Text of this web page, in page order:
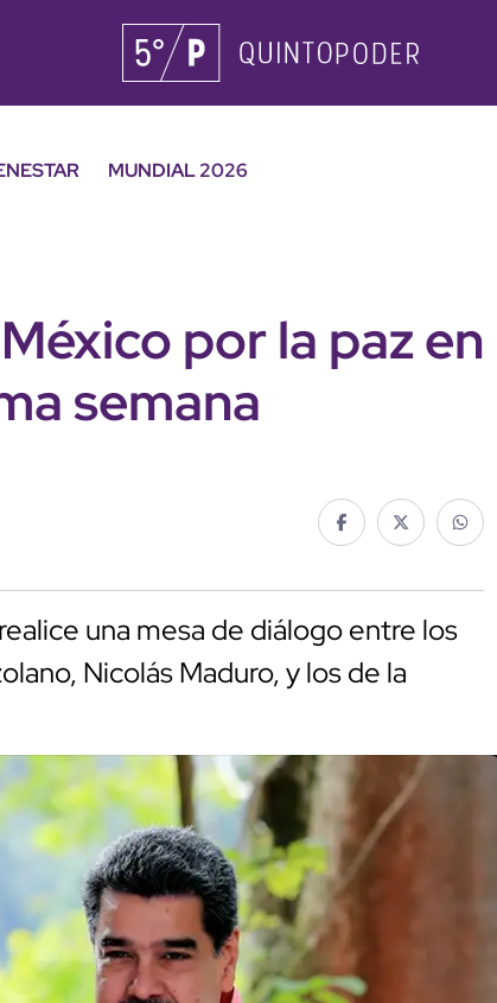
MUNDIAL 2026
por la paz en
semana
una mesa de diálogo entre los
Nicolás Maduro, y los de la